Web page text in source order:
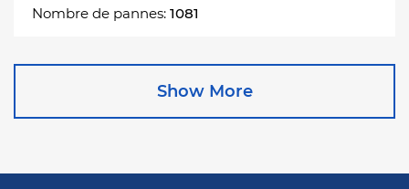
Nombre de pannes: 1081
Escape
Show More